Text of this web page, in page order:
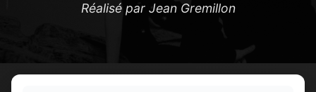
Réalisé par Jean Gremillon